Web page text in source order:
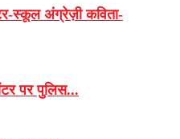
स्कूल अंग्रेज़ी कविता-
पर पुलिस...